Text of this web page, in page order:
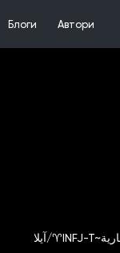
Блоги Автори